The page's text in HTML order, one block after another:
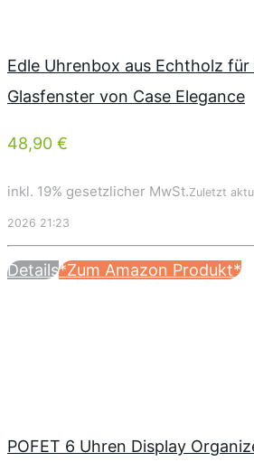
Edle Uhrenbox aus Echtholz
Glasfenster von Case Elegance
48,90 €
inkl. 19% gesetzlicher MwSt.Zuletzt
2026 21:23
Details*Zum Amazon Produkt*
POFET 6 Uhren Display